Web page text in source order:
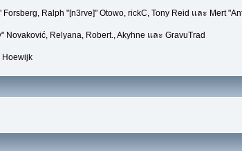
Ralph "[n3rve]" Otowo, rickC, Tony Reid และ Mert
Novaković, Relyana, Robert., Akyhne และ GravuTrad
Hoewijk